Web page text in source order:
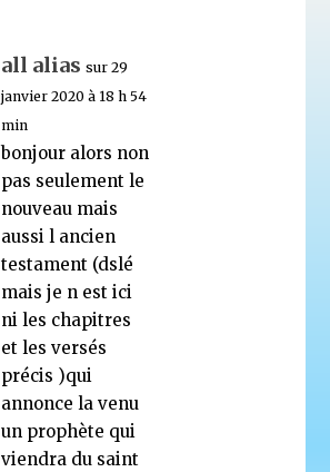
all alias sur 29
janvier 2020 à 18 h 54
min
bonjour alors non
pas seulement le
nouveau mais
aussi l ancien
testament (dslé
mais je n est ici
ni les chapitres
et les versés
précis )qui
annonce la venu
un prophète qui
viendra du saint